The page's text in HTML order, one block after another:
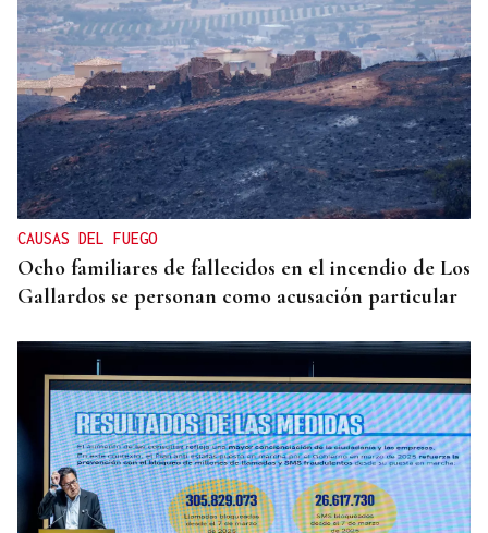
GIRA
El Ballet Folklórico Tupa Marka en gira en España
y Francia
CAUSAS DEL FUEGO
Ocho familiares de fallecidos en el incendio de Los
Gallardos se personan como acusación particular